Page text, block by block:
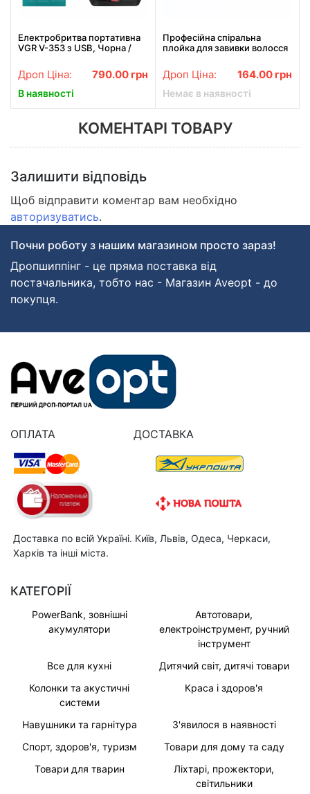
Електробритва портативна
VGR V-353 з USB, Чорна /
машинка для гоління
Дроп Ціна: 790.00 грн
В наявності
Професійна спіральна
плойка для завивки волосся
спіраль
Дроп Ціна: 164.00 грн
Немає в наявності
КОМЕНТАРІ ТОВАРУ
Залишити відповідь
Щоб відправити коментар вам необхідно
авторизуватись.
Почни роботу з нашим магазином просто зараз!
Дропшиппінг - це пряма поставка від
постачальника, тобто нас - Магазин Aveopt - до
покупця.
ОПЛАТА ДОСТАВКА
Доставка по всій Україні. Київ, Львів, Одеса, Черкаси,
Харків та інші міста.
КАТЕГОРІЇ
PowerBank, зовнішні
акумулятори
Автотовари,
електроінструмент, ручний
інструмент
Все для кухні
Дитячий світ, дитячі товари
Колонки та акустичні
системи
Краса і здоров'я
Навушники та гарнітура
З'явилося в наявності
Спорт, здоров'я, туризм
Товари для дому та саду
Товари для тварин
Ліхтарі, прожектори,
світильники